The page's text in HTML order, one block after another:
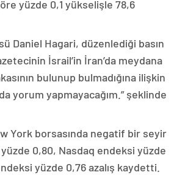
yüzde 0,1 yükselişle 78,6
Daniel Hagari, düzenlediği basın
İsrail’in İran’da meydana
bulunup bulmadığına ilişkin
yorum yapmayacağım.” şeklinde
York borsasında negatif bir seyir
0,80, Nasdaq endeksi yüzde
yüzde 0,76 azalış kaydetti.